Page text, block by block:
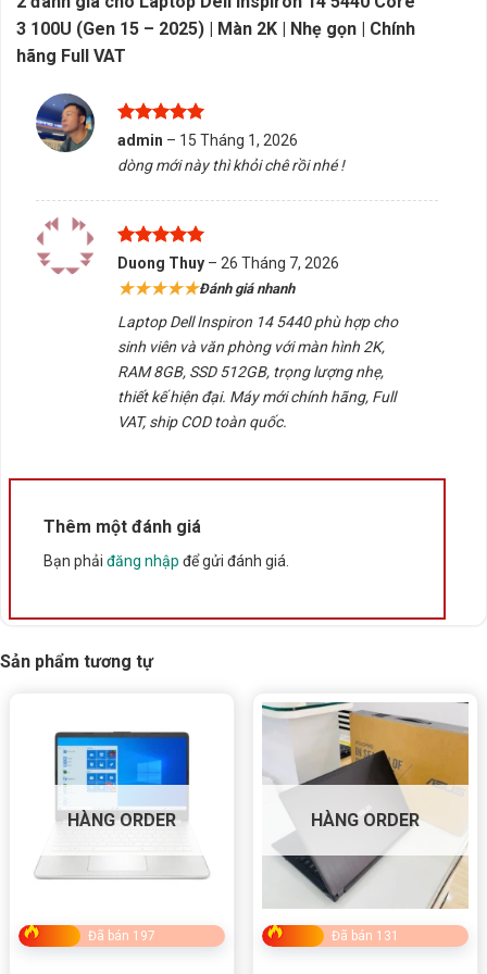
📞 Hỗ trợ kỹ thuật & tư vấn:0888 195 969
THÔNG SỐ
Dòng máy
Dell Inspiron 14 5440
Thế hệ
Gen 15 – 2025
Vi xử lý
Intel Core™ 3 100U
Ổ cứng
512GB SSD NVMe
3 100U (Gen 15 – 2025) | Màn 2K | Nhẹ gọn | Chính
hãng Full VAT
Được xếp
sao
admin – 15 Tháng 1, 2026
dòng mới này thì khỏi chê rồi nhé !
Được xếp
hạng5
5
sao
Duong Thuy – 26 Tháng 7, 2026
★★★★★Đánh giá nhanh
Laptop Dell Inspiron 14 5440 phù hợp cho
sinh viên và văn phòng với màn hình 2K,
RAM 8GB, SSD 512GB, trọng lượng nhẹ,
thiết kế hiện đại. Máy mới chính hãng, Full
VAT, ship COD toàn quốc.
Thêm một đánh giá
Bạn phải đăng nhập để gửi đánh giá.
Sản phẩm tương tự
HÀNG ORDER
Đã bán 197
HÀNG ORDER
Đã bán 131